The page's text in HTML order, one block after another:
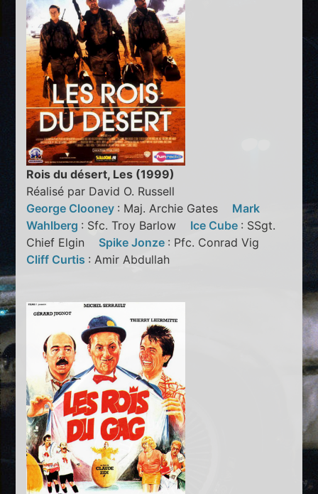
Rois du désert, Les (1999)
Réalisé par David O. Russell
George Clooney : Maj. Archie Gates Mark
Wahlberg : Sfc. Troy Barlow Ice Cube : SSgt.
Chief Elgin Spike Jonze : Pfc. Conrad Vig
Cliff Curtis : Amir Abdullah